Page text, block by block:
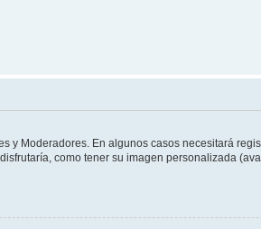
y Moderadores. En algunos casos necesitará
como tener su imagen personalizada